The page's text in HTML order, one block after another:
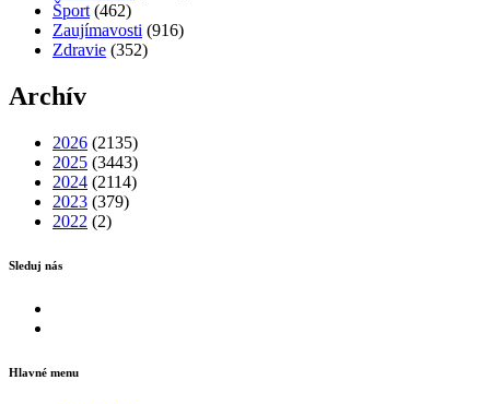
Šport (462)
Zaujímavosti (916)
Zdravie (352)
Archív
2026 (2135)
2025 (3443)
2024 (2114)
2023 (379)
2022 (2)
Sleduj nás
Hlavné menu